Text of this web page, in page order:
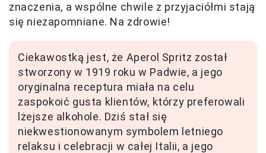
znaczenia, a wspólne chwile z przyjaciółmi stają
się niezapomniane. Na zdrowie!
Ciekawostką jest, że Aperol Spritz został
stworzony w 1919 roku w Padwie, a jego
oryginalna receptura miała na celu
zaspokoić gusta klientów, którzy preferowali
lżejsze alkohole. Dziś stał się
niekwestionowanym symbolem letniego
relaksu i celebracji w całej Italii, a jego